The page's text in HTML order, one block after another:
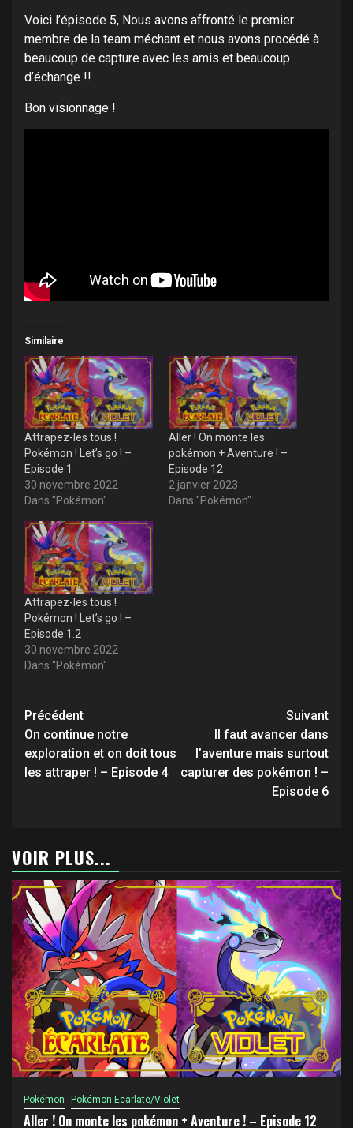
Voici l’épisode 5, Nous avons affronté le premier
membre de la team méchant et nous avons procédé à
beaucoup de capture avec les amis et beaucoup
d’échange !!
Bon visionnage !
Similaire
Attrapez-les tous !
Pokémon ! Let’s go ! –
Episode 1
30 novembre 2022
Dans "Pokémon"
Aller ! On monte les
pokémon + Aventure ! –
Episode 12
2 janvier 2023
Dans "Pokémon"
Attrapez-les tous !
Pokémon ! Let’s go ! –
Episode 1.2
30 novembre 2022
Dans "Pokémon"
Navigation
d’article
Précédent
On continue notre
exploration et on doit tous
les attraper ! – Episode 4
Suivant
Il faut avancer dans
l’aventure mais surtout
capturer des pokémon ! –
Episode 6
VOIR PLUS...
Pokémon Pokémon Ecarlate/Violet
Aller ! On monte les pokémon + Aventure ! – Episode 12